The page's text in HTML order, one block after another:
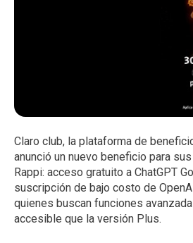
Claro club, la plataforma de
anunció un nuevo beneficio para
Rappi: acceso gratuito a ChatGPT Go
suscripción de bajo costo de
quienes buscan funciones
accesible que la versión Plus.